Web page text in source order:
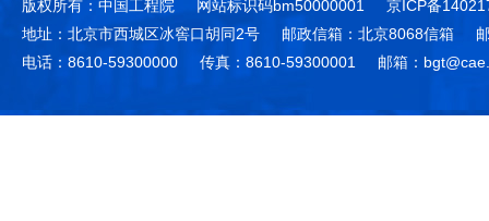
版权所有：中国工程院 网站标识码bm50000001
京ICP备
地址：北京市西城区冰窖口胡同2号
邮政信箱：北京8068信箱
电话：8610-59300000
传真：8610-59300001 邮箱：